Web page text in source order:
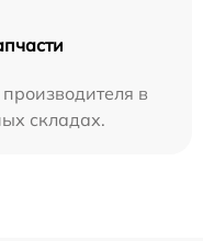
в
складах.